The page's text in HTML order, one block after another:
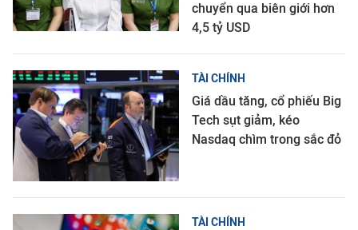
chuyển qua biên giới hơn
4,5 tỷ USD
TÀI CHÍNH
Giá dầu tăng, cổ phiếu Big
Tech sụt giảm, kéo
Nasdaq chìm trong sắc đỏ
TÀI CHÍNH